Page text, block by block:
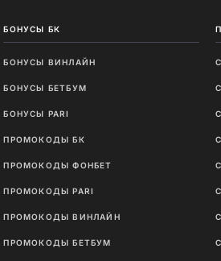
БОНУСЫ БК
БОНУСЫ ВИНЛАЙН
БОНУСЫ БЕТБУМ
БОНУСЫ PARI
ПРОМОКОДЫ БК
ПРОМОКОДЫ ФОНБЕТ
ПРОМОКОДЫ PARI
ПРОМОКОДЫ ВИНЛАЙН
ПРОМОКОДЫ БЕТБУМ